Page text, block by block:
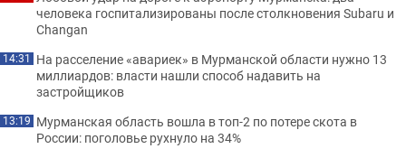
человека госпитализированы после столкновения Subaru и
Changan
14:31 На расселение «авариек» в Мурманской области нужно 13
миллиардов: власти нашли способ надавить на
застройщиков
13:19 Мурманская область вошла в топ-2 по потере скота в
России: поголовье рухнуло на 34%